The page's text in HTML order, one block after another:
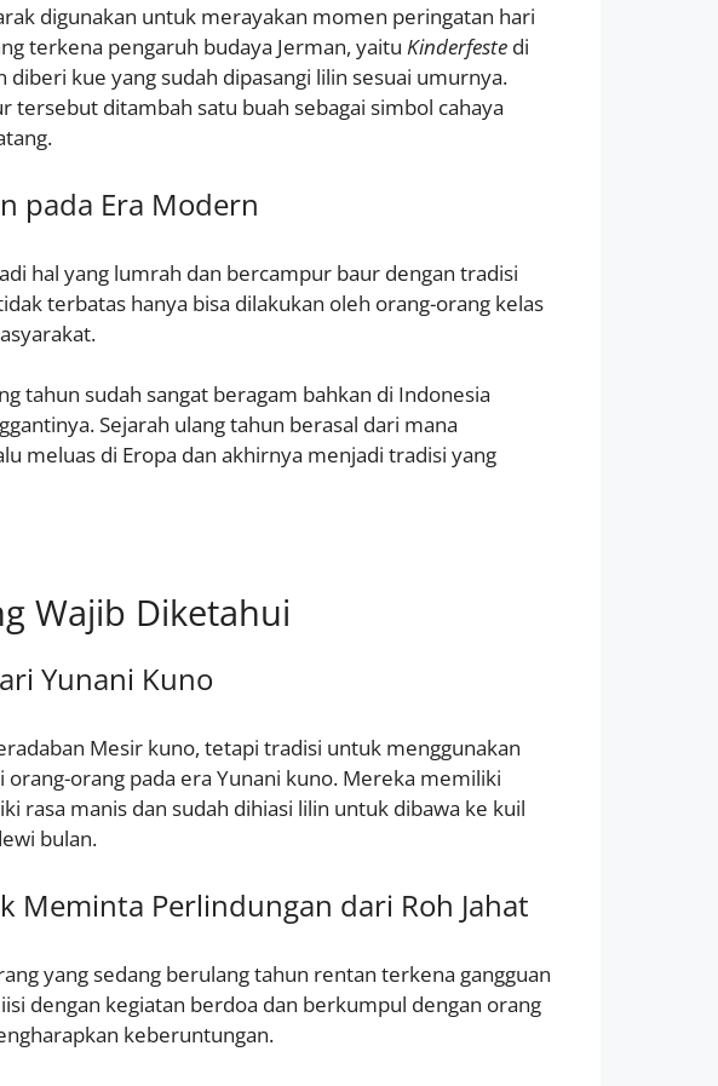
digunakan untuk merayakan momen peringatan hari
terkena pengaruh budaya Jerman, yaitu Kinderfeste di
kue yang sudah dipasangi lilin sesuai umurnya.
ditambah satu buah sebagai simbol cahaya
pada Era Modern
hal yang lumrah dan bercampur baur dengan tradisi
terbatas hanya bisa dilakukan oleh orang-orang kelas
tahun sudah sangat beragam bahkan di Indonesia
Sejarah ulang tahun berasal dari mana
meluas di Eropa dan akhirnya menjadi tradisi yang
Wajib Diketahui
Yunani Kuno
Mesir kuno, tetapi tradisi untuk menggunakan
orang pada era Yunani kuno. Mereka memiliki
rasa manis dan sudah dihiasi lilin untuk dibawa ke kuil
bulan.
Meminta Perlindungan dari Roh Jahat
yang sedang berulang tahun rentan terkena gangguan
dengan kegiatan berdoa dan berkumpul dengan orang
keberuntungan.